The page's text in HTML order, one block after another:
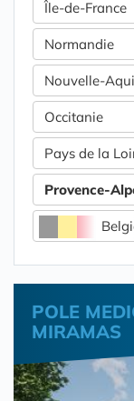
Île-de-France
Normandie
Nouvelle-
Occitanie
Pays de la
Provence-
POLE
MIRAMAS